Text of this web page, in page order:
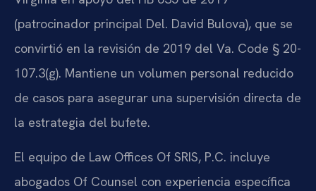
(patrocinador principal Del. David Bulova), que se
convirtió en la revisión de 2019 del Va. Code § 20-
107.3(g). Mantiene un volumen personal reducido
de casos para asegurar una supervisión directa de
la estrategia del bufete.
El equipo de Law Offices Of SRIS, P.C. incluye
abogados Of Counsel con experiencia específica